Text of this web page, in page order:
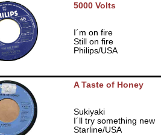
5000 Volts
I´m on fire
Still on fire
Philips/USA
A Taste of Honey
Sukiyaki
I´ll try something new
Starline/USA